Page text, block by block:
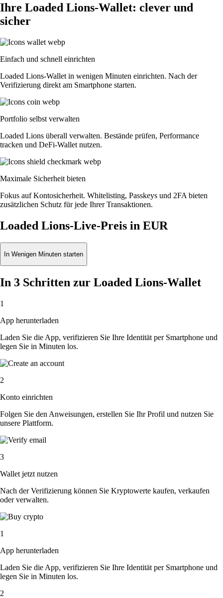
Ihre Loaded Lions-Wallet: clever und
sicher
Einfach und schnell einrichten
Loaded Lions-Wallet in wenigen Minuten einrichten. Nach der
Verifizierung direkt am Smartphone starten.
Portfolio selbst verwalten
Loaded Lions überall verwalten. Bestände prüfen, Performance
tracken und DeFi-Wallet nutzen.
Maximale Sicherheit bieten
Fokus auf Kontosicherheit. Whitelisting, Passkeys und 2FA bieten
zusätzlichen Schutz für jede Ihrer Transaktionen.
Loaded Lions-Live-Preis in EUR
In Wenigen Minuten starten
In 3 Schritten zur Loaded Lions-Wallet
1
App herunterladen
Laden Sie die App, verifizieren Sie Ihre Identität per Smartphone und
legen Sie in Minuten los.
2
Konto einrichten
Folgen Sie den Anweisungen, erstellen Sie Ihr Profil und nutzen Sie
unsere Plattform.
3
Wallet jetzt nutzen
Nach der Verifizierung können Sie Kryptowerte kaufen, verkaufen
oder verwalten.
1
App herunterladen
Laden Sie die App, verifizieren Sie Ihre Identität per Smartphone und
legen Sie in Minuten los.
2